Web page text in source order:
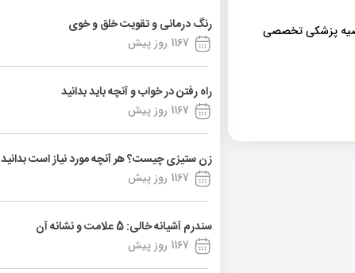
رنگ درمانی و تقویت خلق و خوی
1167 روز پیش
راه رفتن در خواب و آنچه باید بدانید
1167 روز پیش
زن ستیزی چیست؟ هر آنچه مورد نیاز است بدانید
1167 روز پیش
سندرم آشیانه خالی: 5 علامت و نشانه آن
1167 روز پیش
پزشکی تخصصی